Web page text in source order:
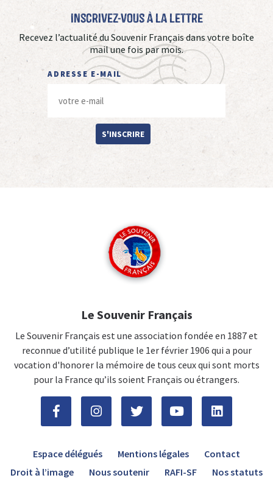
Inscrivez-vous à La Lettre
Recevez l’actualité du Souvenir Français dans votre boîte
mail une fois par mois.
ADRESSE E-MAIL
S'INSCRIRE
Le Souvenir Français
Le Souvenir Français est une association fondée en 1887 et
reconnue d’utilité publique le 1er février 1906 qui a pour
vocation d'honorer la mémoire de tous ceux qui sont morts
pour la France qu’ils soient Français ou étrangers.
Espace délégués Mentions légales
Contact
Droit à l’image
Nous soutenir RAFI-SF Nos statuts